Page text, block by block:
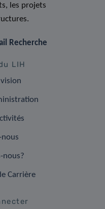
les projets
Recherche
LIH
nous?
Carrière